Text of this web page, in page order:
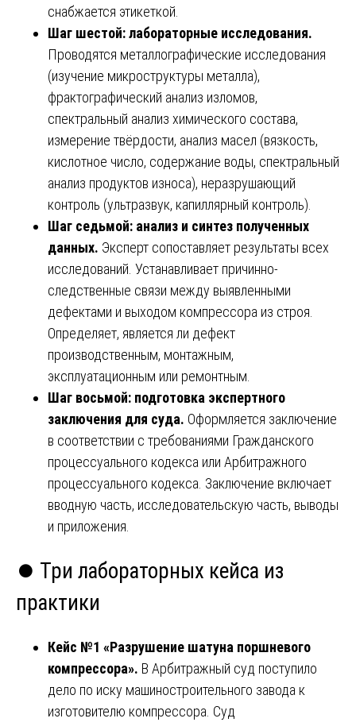
снабжается этикеткой.
Шаг шестой: лабораторные исследования.
Проводятся металлографические исследования
(изучение микроструктуры металла),
фрактографический анализ изломов,
спектральный анализ химического состава,
измерение твёрдости, анализ масел (вязкость,
кислотное число, содержание воды, спектральный
анализ продуктов износа), неразрушающий
контроль (ультразвук, капиллярный контроль).
Шаг седьмой: анализ и синтез полученных
данных. Эксперт сопоставляет результаты всех
исследований. Устанавливает причинно-
следственные связи между выявленными
дефектами и выходом компрессора из строя.
Определяет, является ли дефект
производственным, монтажным,
эксплуатационным или ремонтным.
Шаг восьмой: подготовка экспертного
заключения для суда. Оформляется заключение
в соответствии с требованиями Гражданского
процессуального кодекса или Арбитражного
процессуального кодекса. Заключение включает
вводную часть, исследовательскую часть, выводы
и приложения.
⏺️ Три лабораторных кейса из
практики
Кейс №1 «Разрушение шатуна поршневого
компрессора». В Арбитражный суд поступило
дело по иску машиностроительного завода к
изготовителю компрессора. Суд